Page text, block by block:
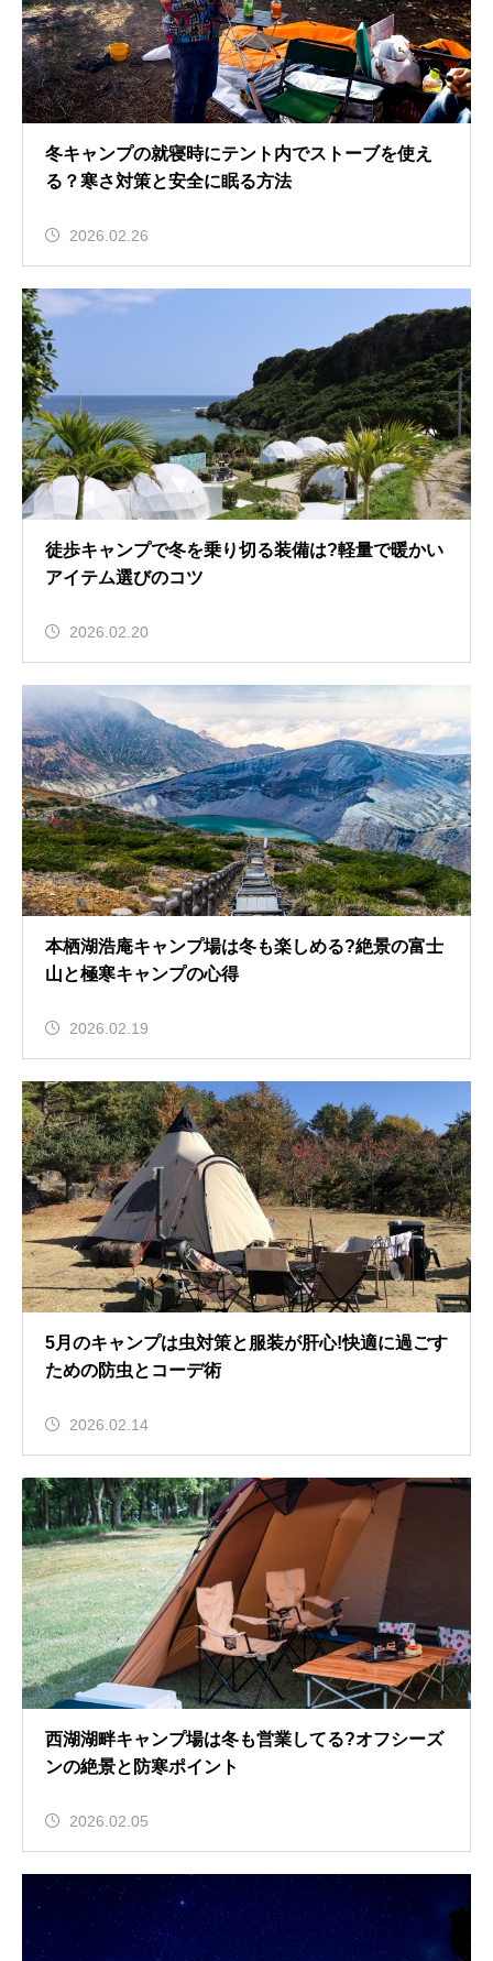
冬キャンプの就寝時にテント内でストーブを使え
る？寒さ対策と安全に眠る方法
2026.02.26
徒歩キャンプで冬を乗り切る装備は?軽量で暖かい
アイテム選びのコツ
2026.02.20
本栖湖浩庵キャンプ場は冬も楽しめる?絶景の富士
山と極寒キャンプの心得
2026.02.19
5月のキャンプは虫対策と服装が肝心!快適に過ごす
ための防虫とコーデ術
2026.02.14
西湖湖畔キャンプ場は冬も営業してる?オフシーズ
ンの絶景と防寒ポイント
2026.02.05